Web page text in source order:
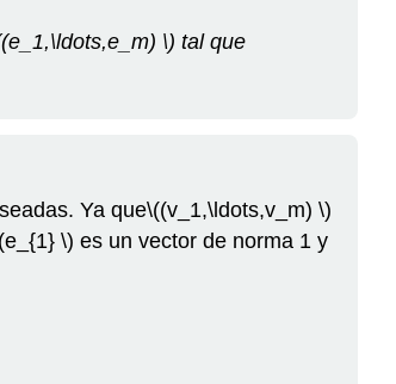
\) tal que
Ya que\((v_1,\ldots,v_m) \)
\) es un vector de norma 1 y